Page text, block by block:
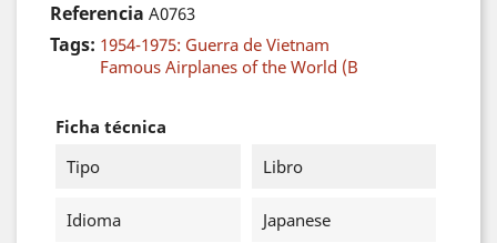
Referencia A0763
Tags: 1954-1975: Guerra de Vietnam
Famous Airplanes of the World (B
Ficha técnica
Tipo
Libro
Idioma Japanese